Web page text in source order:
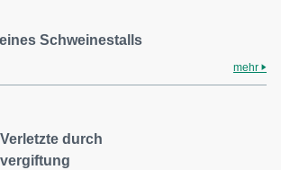
Schweinestalls
mehr
durch